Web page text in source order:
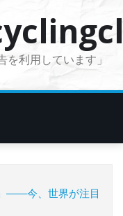
利用しています」
――今、世界が注目